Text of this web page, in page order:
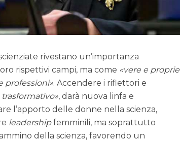
rivestano un’importanza
rispettivi campi, ma come
vere e proprie
professioni . Accendere i riflettori e
trasformativo , darà nuova linfa e
l’apporto delle donne nella scienza,
leadershipfemminili, ma soprattutto
della scienza, favorendo un